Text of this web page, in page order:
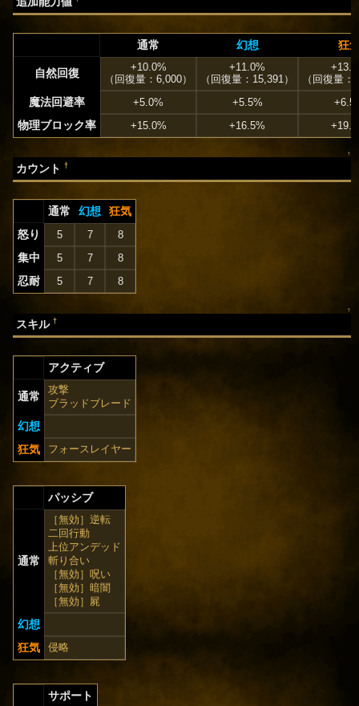
通常 幻想 狂
自然回復
+10.0%
（回復量：6,000）
+11.0%
（回復量：15,391）
（回復量
魔法回避率 +5.0% +5.5%
物理ブロック率 +15.0% +16.5%
↑
カウント†
通常 幻想
狂気
怒り
5 7 8
集中 5 7 8
忍耐 5 7 8
↑
スキル†
アクティブ
通常
攻撃
ブラッドブレード
幻想
狂気
フォースレイヤー
パッシブ
通常
［無効］逆転
二回行動
上位アンデッド
斬り合い
［無効］呪い
［無効］暗闇
［無効］屍
幻想
狂気
侵略
サポート